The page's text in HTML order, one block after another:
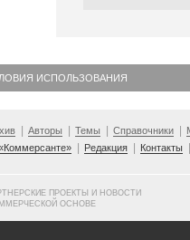
ИСПОЛЬЗОВАНИЯ
Авторы Темы Справочники
Редакция Контакты
ПРОЕКТЫ И НОВОСТИ
ОСНОВЕ